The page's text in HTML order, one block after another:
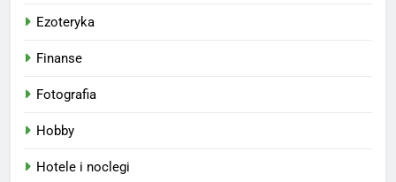
Ezoteryka
Finanse
Fotografia
Hobby
Hotele i noclegi